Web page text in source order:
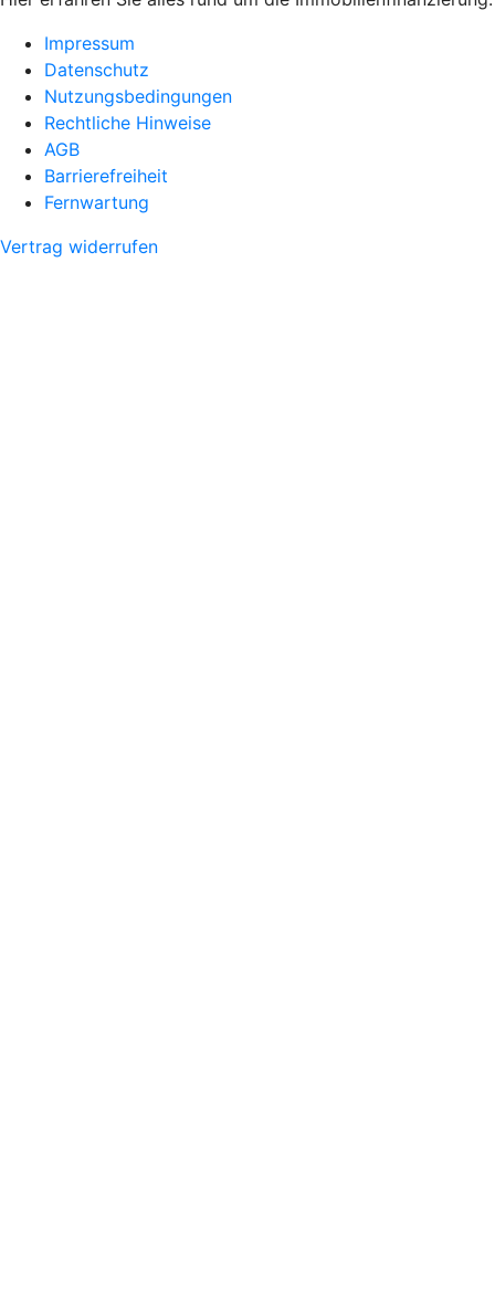
Impressum
Datenschutz
Nutzungsbedingungen
Rechtliche Hinweise
AGB
Barrierefreiheit
Fernwartung
Vertrag widerrufen